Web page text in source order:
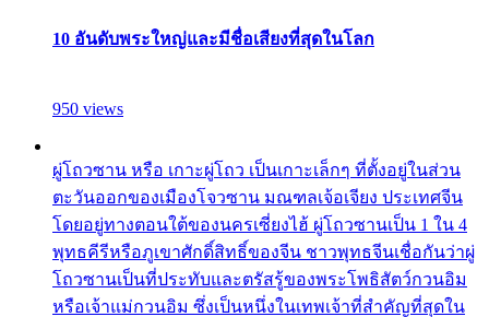
10 อันดับพระใหญ่และมีชื่อเสียงที่สุดในโลก
950 views
ผู่โถวซาน หรือ เกาะผู่โถว เป็นเกาะเล็กๆ ที่ตั้งอยู่ในส่วน
ตะวันออกของเมืองโจวซาน มณฑลเจ้อเจียง ประเทศจีน
โดยอยู่ทางตอนใต้ของนครเซี่ยงไฮ้ ผู่โถวซานเป็น 1 ใน 4
พุทธคีรีหรือภูเขาศักดิ์สิทธิ์ของจีน ชาวพุทธจีนเชื่อกันว่าผู่
โถวซานเป็นที่ประทับและตรัสรู้ของพระโพธิสัตว์กวนอิม
หรือเจ้าแม่กวนอิม ซึ่งเป็นหนึ่งในเทพเจ้าที่สำคัญที่สุดใน